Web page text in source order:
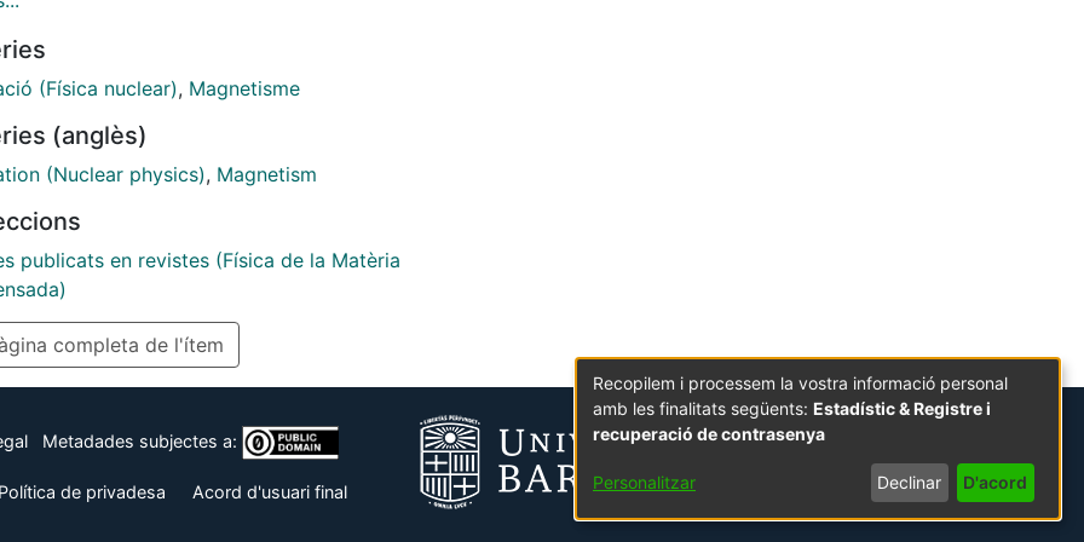
decay, the law for the dependence of the
viscosity with temperature is found to be quite
region for the magnetic viscosity never
to a positive no-null value. Moreover our
relaxation experiments on highly anisotropic
domain particles.
(Física nuclear), Magnetisme
(anglès)
(Nuclear physics), Magnetism
publicats en revistes (Física de la Matèria
completa de l'ítem
Metadades subjectes a:
Política de privadesa Acord d'usuari final
Recopilem i processem la vostra informació personal
amb les finalitats següents: Estadístic & Registre i
recuperació de contrasenya
Personalitzar Declinar D'acord